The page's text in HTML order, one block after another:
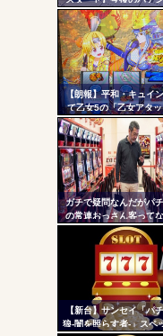
AngelBeats!とかい
Powered by livedoor
数固定系必須でいいよ
て釘は完全に廃止す
【朗報】平和・キュイ
て乙女5の「乙女アタ
「繚乱の刻系」の連続
度が公開される！みん
と比べてどうよ？
ガチで疑問なんだがパ
の常連おっさん客って
つも同じ服着てるの
【新台】サンセイ「パ
狼-闇を照らす者-」スペ
定リ
ンク
自動
更新
ツー
ル